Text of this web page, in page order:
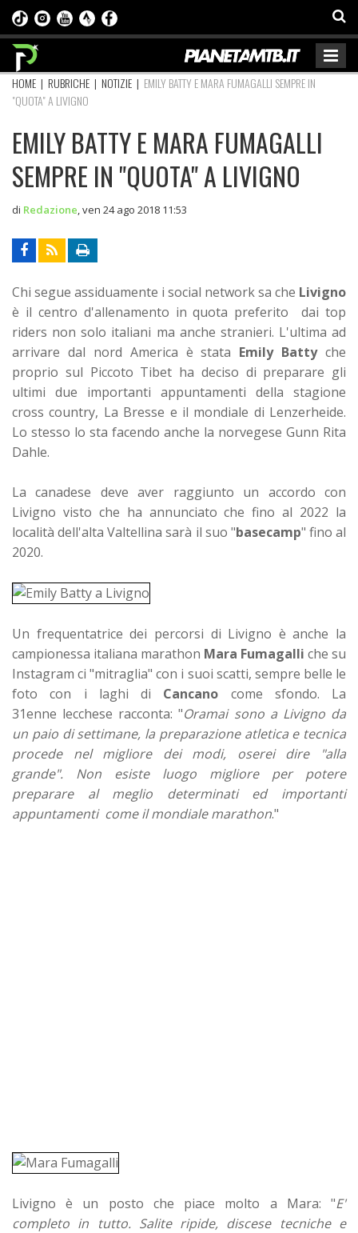
HOME | RUBRICHE | NOTIZIE | EMILY BATTY E MARA FUMAGALLI SEMPRE IN
"QUOTA" A LIVIGNO
EMILY BATTY E MARA FUMAGALLI
SEMPRE IN "QUOTA" A LIVIGNO
di Redazione ven 24 ago 2018 11:53
Chi segue assiduamente i social network sa che Livigno
è il centro d'allenamento in quota preferito dai top
riders non solo italiani ma anche stranieri. L'ultima ad
arrivare dal nord America è stata Emily Battyche
proprio sul Piccoto Tibet ha deciso di preparare gli
ultimi due importanti appuntamenti della stagione
cross country, La Bresse e il mondiale di Lenzerheide.
Lo stesso lo sta facendo anche la norvegese Gunn Rita
Dahle.
La canadese deve aver raggiunto un accordo con
Livigno visto che ha annunciato che fino al 2022 la
località dell'alta Valtellina sarà il suo "basecamp" fino al
2020.
Un frequentatrice dei percorsi di Livigno è anche la
campionessa italiana marathon Mara Fumagalli che su
Instagram ci "mitraglia" con i suoi scatti, sempre belle le
foto con i laghi di Cancano come sfondo. La
31enne lecchese racconta: "Oramai sono a Livigno da
un paio di settimane, la preparazione atletica e tecnica
procede nel migliore dei modi, oserei dire "alla
grande". Non esiste luogo migliore per potere
preparare al meglio determinati ed importanti
appuntamenti come il mondiale marathon."
Livigno è un posto che piace molto a Mara: "E'
completo in tutto. Salite ripide, discese tecniche e